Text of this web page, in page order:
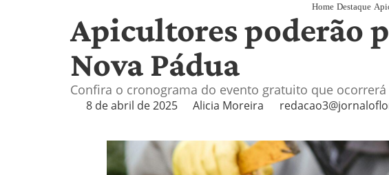
Home Destaque
Apicultores poderão
Nova Pádua
Confira o cronograma do evento gratuito que
8 de abril de 2025 Alicia Moreira